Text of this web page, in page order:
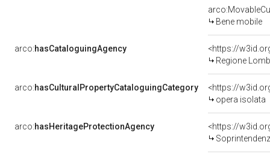
Bene mobile
arco:hasCataloguingAgency
<https://
Regione
arco:hasCulturalPropertyCataloguingCategory
<https://
opera isolata
arco:hasHeritageProtectionAgency
<https://